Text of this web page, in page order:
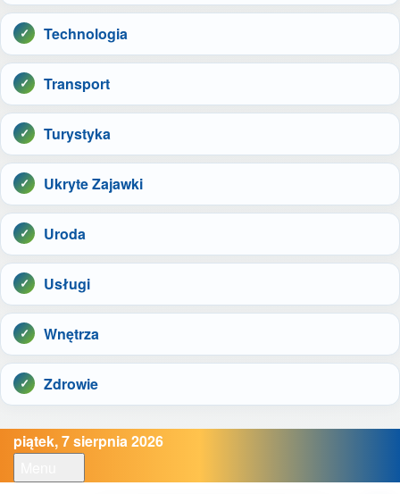
Technologia
Transport
Turystyka
Ukryte Zajawki
Uroda
Usługi
Wnętrza
Zdrowie
piątek, 7 sierpnia 2026